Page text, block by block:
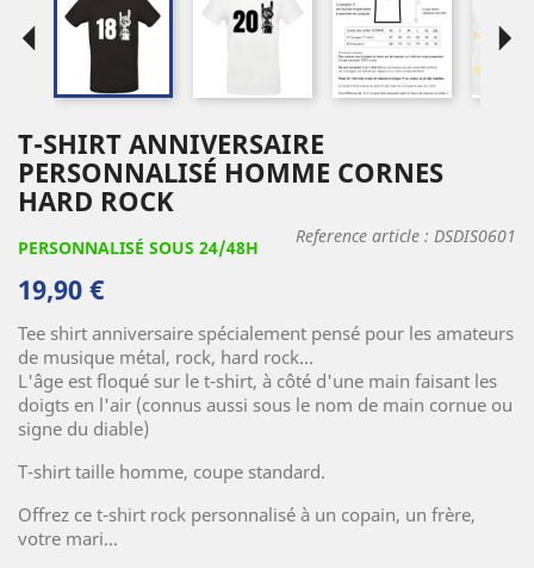
arrow_left arrow_right
T-SHIRT ANNIVERSAIRE
PERSONNALISÉ HOMME CORNES
HARD ROCK
PERSONNALISÉ SOUS 24/48H
Reference article : DSDIS0601
19,90 €
Tee shirt anniversaire spécialement pensé pour les amateurs
de musique métal, rock, hard rock...
L'âge est floqué sur le t-shirt, à côté d'une main faisant les
doigts en l'air (connus aussi sous le nom de main cornue ou
signe du diable)
T-shirt taille homme, coupe standard.
Offrez ce t-shirt rock personnalisé à un copain, un frère,
votre mari...